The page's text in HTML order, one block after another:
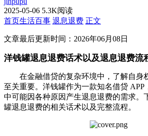
2025-05-06 5.3K阅读
首页生活百事 退息退费 正文
文章最后更新时间： 2026年06月08日
洋钱罐退息退费话术以及退息退费流
在金融借贷的复杂环境中，了解自身
至关重要。洋钱罐作为一款知名借贷 APP
中可能因各种原因产生退息退费的需求。
罐退息退费的相关话术以及完整流程。